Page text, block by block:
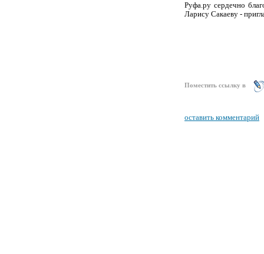
Руфа.ру сердечно
Ларису Сакаеву -
Поместить ссылку в
оставить комментарий